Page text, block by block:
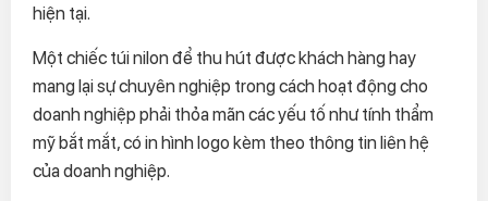
hiện tại.
Một chiếc túi nilon để thu hút được khách hàng hay
mang lại sự chuyên nghiệp trong cách hoạt động cho
doanh nghiệp phải thỏa mãn các yếu tố như tính thẩm
mỹ bắt mắt, có in hình logo kèm theo thông tin liên hệ
của doanh nghiệp.